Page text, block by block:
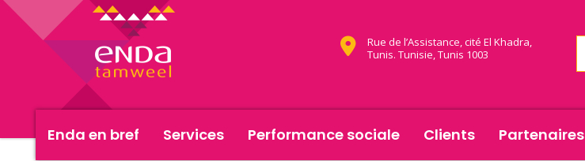
Rue de l’Assistance, cité El Khadra,
Tunis. Tunisie, Tunis 1003
Enda en bref Services Performance sociale Clients Partenaires